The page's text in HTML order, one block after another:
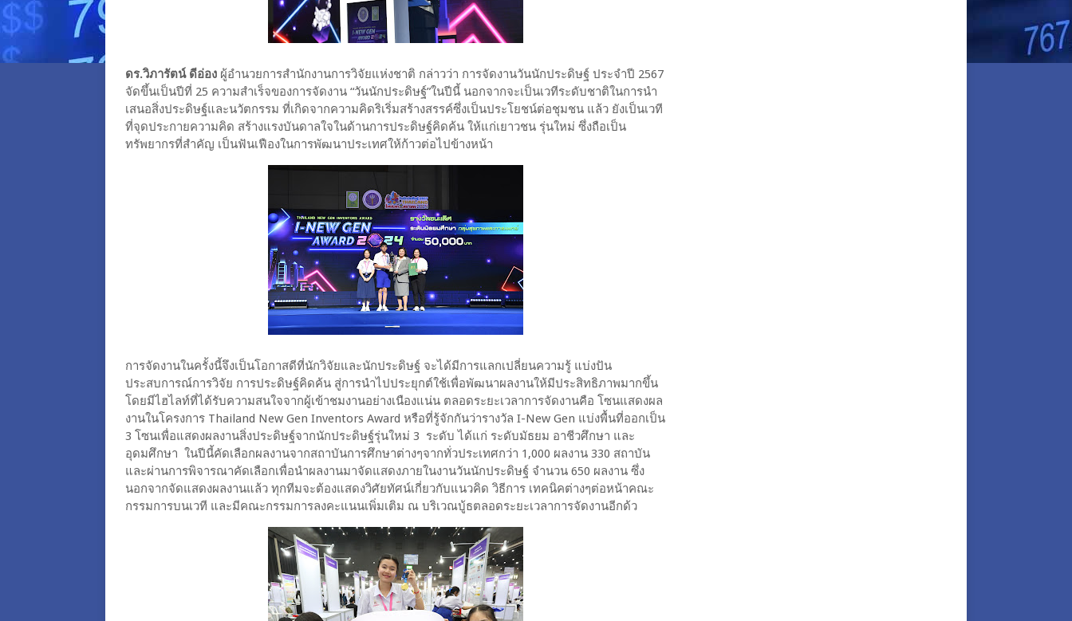
ดร.วิภารัตน์ ดีอ่อง ผู้อำนวยการสำนักงานการวิจัยแห่งชาติ กล่าวว่า การจัดงานวันนักประดิษฐ์ ประจำปี 2567
จัดขึ้นเป็นปีที่ 25 ความสำเร็จของการจัดงาน “วันนักประดิษฐ์”ในปีนี้ นอกจากจะเป็นเวทีระดับชาติในการนำ
เสนอสิ่งประดิษฐ์และนวัตกรรม ที่เกิดจากความคิดริเริ่มสร้างสรรค์ซึ่งเป็นประโยชน์ต่อชุมชน แล้ว ยังเป็นเวที
ที่จุดประกายความคิด สร้างแรงบันดาลใจในด้านการประดิษฐ์คิดค้น ให้แก่เยาวชน รุ่นใหม่ ซึ่งถือเป็น
ทรัพยากรที่สำคัญ เป็นฟันเฟืองในการพัฒนาประเทศให้ก้าวต่อไปข้างหน้า
การจัดงานในครั้งนี้จึงเป็นโอกาสดีที่นักวิจัยและนักประดิษฐ์ จะได้มีการแลกเปลี่ยนความรู้ แบ่งปัน
ประสบการณ์การวิจัย การประดิษฐ์คิดค้น สู่การนำไปประยุกต์ใช้เพื่อพัฒนาผลงานให้มีประสิทธิภาพมากขึ้น
โดยมีไฮไลท์ที่ได้รับความสนใจจากผู้เข้าชมงานอย่างเนืองแน่น ตลอดระยะเวลาการจัดงานคือ โซนแสดงผล
งานในโครงการ Thailand New Gen Inventors Award หรือที่รู้จักกันว่ารางวัล I-New Gen แบ่งพื้นที่ออกเป็น
3 โซนเพื่อแสดงผลงานสิ่งประดิษฐ์จากนักประดิษฐ์รุ่นใหม่ 3 ระดับ ได้แก่ ระดับมัธยม อาชีวศึกษา และ
อุดมศึกษา ในปีนี้คัดเลือกผลงานจากสถาบันการศึกษาต่างๆจากทั่วประเทศกว่า 1,000 ผลงาน 330 สถาบัน
และผ่านการพิจารณาคัดเลือกเพื่อนำผลงานมาจัดแสดงภายในงานวันนักประดิษฐ์ จำนวน 650 ผลงาน ซึ่ง
นอกจากจัดแสดงผลงานแล้ว ทุกทีมจะต้องแสดงวิศัยทัศน์เกี่ยวกับแนวคิด วิธีการ เทคนิคต่างๆต่อหน้าคณะ
กรรมการบนเวที และมีคณะกรรมการลงคะแนนเพิ่มเติม ณ บริเวณบู้ธตลอดระยะเวลาการจัดงานอีกด้ว